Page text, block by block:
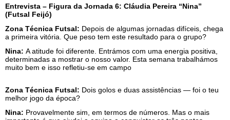
Entrevista – Figura da Jornada 6: Cláudia Pereira “Nina”
(Futsal Feijó)
Zona Técnica Futsal: Depois de algumas jornadas difíceis, chega
a primeira vitória. Que peso tem este resultado para o grupo?
Nina: A atitude foi diferente. Entrámos com uma energia positiva,
determinadas a mostrar o nosso valor. Esta semana trabalhámos
muito bem e isso refletiu-se em campo
Zona Técnica Futsal: Dois golos e duas assistências — foi o teu
melhor jogo da época?
Nina: Provavelmente sim, em termos de números. Mas o mais